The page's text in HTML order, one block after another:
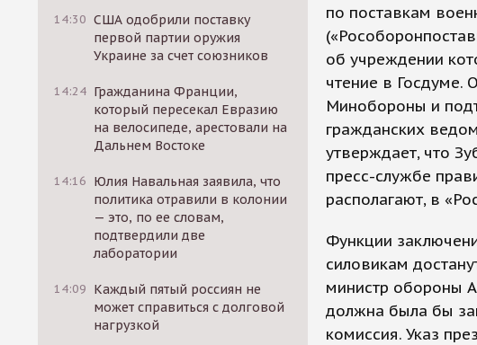
14:30 США одобрили поставку
первой партии оружия
Украине за счет союзников
14:24 Гражданина Франции,
который пересекал Евразию
на велосипеде, арестовали на
Дальнем Востоке
14:16 Юлия Навальная заявила, что
политика отравили в колонии
— это, по ее словам,
подтвердили две
лаборатории
14:09 Каждый пятый россиян не
может справиться с долговой
нагрузкой
по поставкам
об учреждении
чтение в Госдуме.
Минобороны и
гражданских
утверждает, что
пресс-службе
располагают, в
Функции
силовикам
министр обороны
должна была бы
комиссия. Указ